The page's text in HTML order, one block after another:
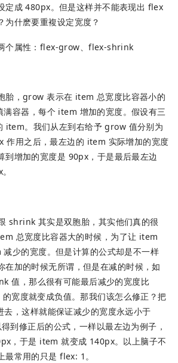
定成 480px。但是这样并不能表现出 flex
为什麽要重複设定宽度？
个属性：flex-grow、flex-shrink
胎，grow 表示在 item 总宽度比容器小的
容器，每个 item 增加的宽度。假设有三
item。我们从左到右给予 grow 值分别为
作用之后，最左边的 item 实际增加的宽度
到增加的宽度是 90px，于是最后最左边
shrink 其实是双胞胎，其实他们真的很
总宽度比容器大的时候，为了让 item
少的宽度。但是计算的公式却是不一样
在加的时候无所谓，但是在减的时候，如
值，那么很有可能最后减少的宽度比
宽度就变成负值。那我们该怎么修正？把
，这样就能保证减少的宽度永远小于
到修正后的公式，一样以最左边为例子，
，于是 item 就变成 140px。以上脑子不
最常用的只是 flex: 1。